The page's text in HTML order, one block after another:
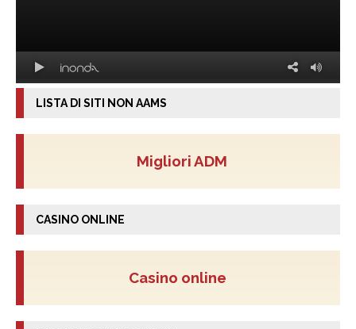
LISTA DI SITI NON AAMS
Migliori ADM
CASINO ONLINE
Casino online